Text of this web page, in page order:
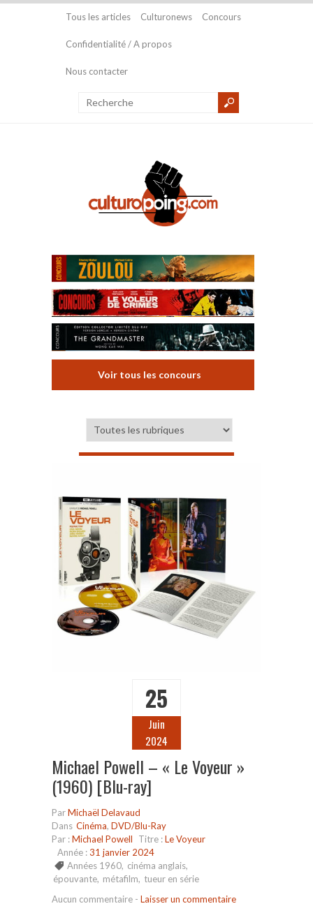
Tous les articles Culturonews Concours
Confidentialité / A propos
Nous contacter
Voir tous les concours
25
Juin
2024
Michael Powell – « Le Voyeur »
(1960) [Blu-ray]
ParMichaël Delavaud
Dans Cinéma, DVD/Blu-Ray
Par :Michael Powell Titre :Le Voyeur
Année :31 janvier 2024
Années 1960, cinéma anglais,
épouvante, métafilm, tueur en série
Aucun commentaire - Laisser un commentaire